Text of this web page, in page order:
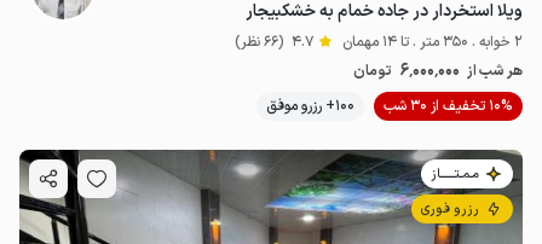
ویلا استخردار در جاده خمام به خشکبیجار
2 خوابه . 350 متر . تا 14 مهمان 4.7 (66 نظر)
هر شب از 6٬000٬000 تومان
10% تخفیف از 30 شب
100+ رزرو موفق
مـمـتــــــاز
رزرو فوری